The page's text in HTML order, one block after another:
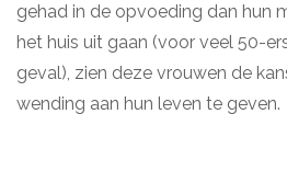
gehad in de opvoeding dan hun
het huis uit gaan (voor veel 50-
geval), zien deze vrouwen de
wending aan hun leven te geven.